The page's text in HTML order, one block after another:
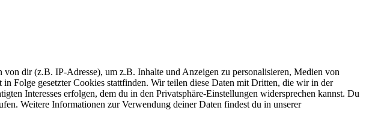
dir (z.B. IP-Adresse), um z.B. Inhalte und Anzeigen zu personalisieren, Medien von
Folge gesetzter Cookies stattfinden. Wir teilen diese Daten mit Dritten, die wir in der
Interesses erfolgen, dem du in den Privatsphäre-Einstellungen widersprechen kannst. Du
Weitere Informationen zur Verwendung deiner Daten findest du in unserer